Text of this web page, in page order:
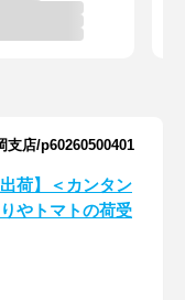
支店/p60260500401
荷】＜カンタン
やトマトの荷受